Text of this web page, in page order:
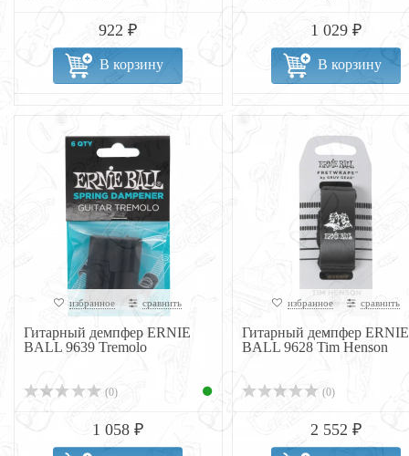
922 ₽
В корзину
1 029 ₽
В корзину
избранное сравнить
Гитарный демпфер ERNIE
BALL 9639 Tremolo
(0)
1 058 ₽
избранное сравнить
Гитарный демпфер ERNIE
BALL 9628 Tim Henson
(0)
2 552 ₽